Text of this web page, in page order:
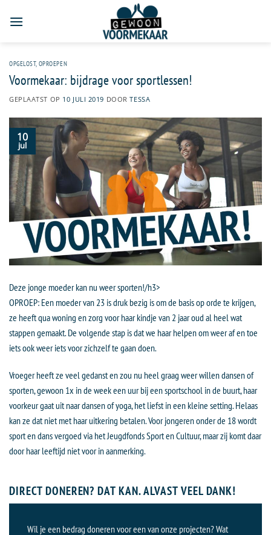
naar
OPGELOST, OPROEPEN
Voormekaar: bijdrage voor sportlessen!
GEPLAATST OP 10 JULI 2019 DOORTESSA
10
jul
Deze jonge moeder kan nu weer sporten!/h3>
OPROEP: Een moeder van 23 is druk bezig is om de basis op orde te krijgen,
ze heeft qua woning en zorg voor haar kindje van 2 jaar oud al heel wat
stappen gemaakt. De volgende stap is dat we haar helpen om weer af en toe
iets ook weer iets voor zichzelf te gaan doen.
Vroeger heeft ze veel gedanst en zou nu heel graag weer willen dansen of
sporten, gewoon 1x in de week een uur bij een sportschool in de buurt, haar
voorkeur gaat uit naar dansen of yoga, het liefst in een kleine setting. Helaas
kan ze dat niet met haar uitkering betalen. Voor jongeren onder de 18 wordt
sport en dans vergoed via het Jeugdfonds Sport en Cultuur, maar zij komt daar
door haar leeftijd niet voor in aanmerking.
DIRECT DONEREN? DAT KAN. ALVAST VEEL DANK!
Wil je een bedrag doneren voor een van onze projecten? Wat